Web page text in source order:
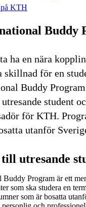
på KTH
Buddy
ha en nära
skillnad för en
Buddy
student
för KTH.
utanför
utresande
Program är ett
som ska studera en
som är bosatta